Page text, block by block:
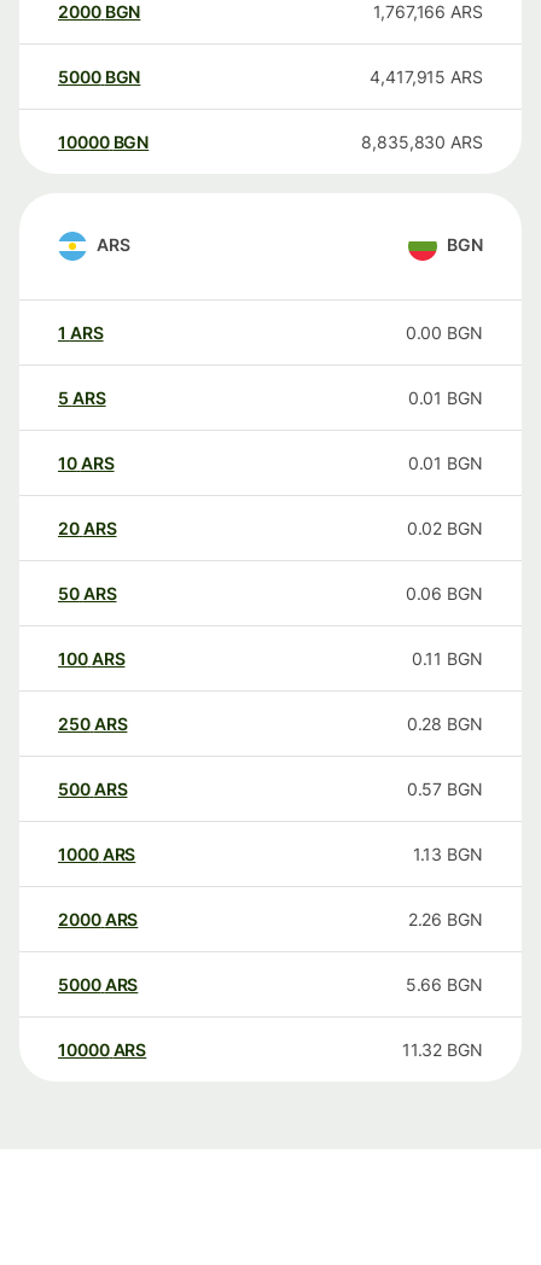
2000 BGN 1,767,166 ARS
5000 BGN 4,417,915 ARS
10000 BGN 8,835,830 ARS
ARS BGN
1 ARS 0.00 BGN
5 ARS 0.01 BGN
10ARS 0.01 BGN
20ARS 0.02 BGN
50ARS 0.06 BGN
100ARS 0.11 BGN
250ARS 0.28 BGN
500ARS 0.57 BGN
1000ARS 1.13 BGN
2000ARS 2.26 BGN
5000ARS 5.66 BGN
10000 ARS 11.32 BGN